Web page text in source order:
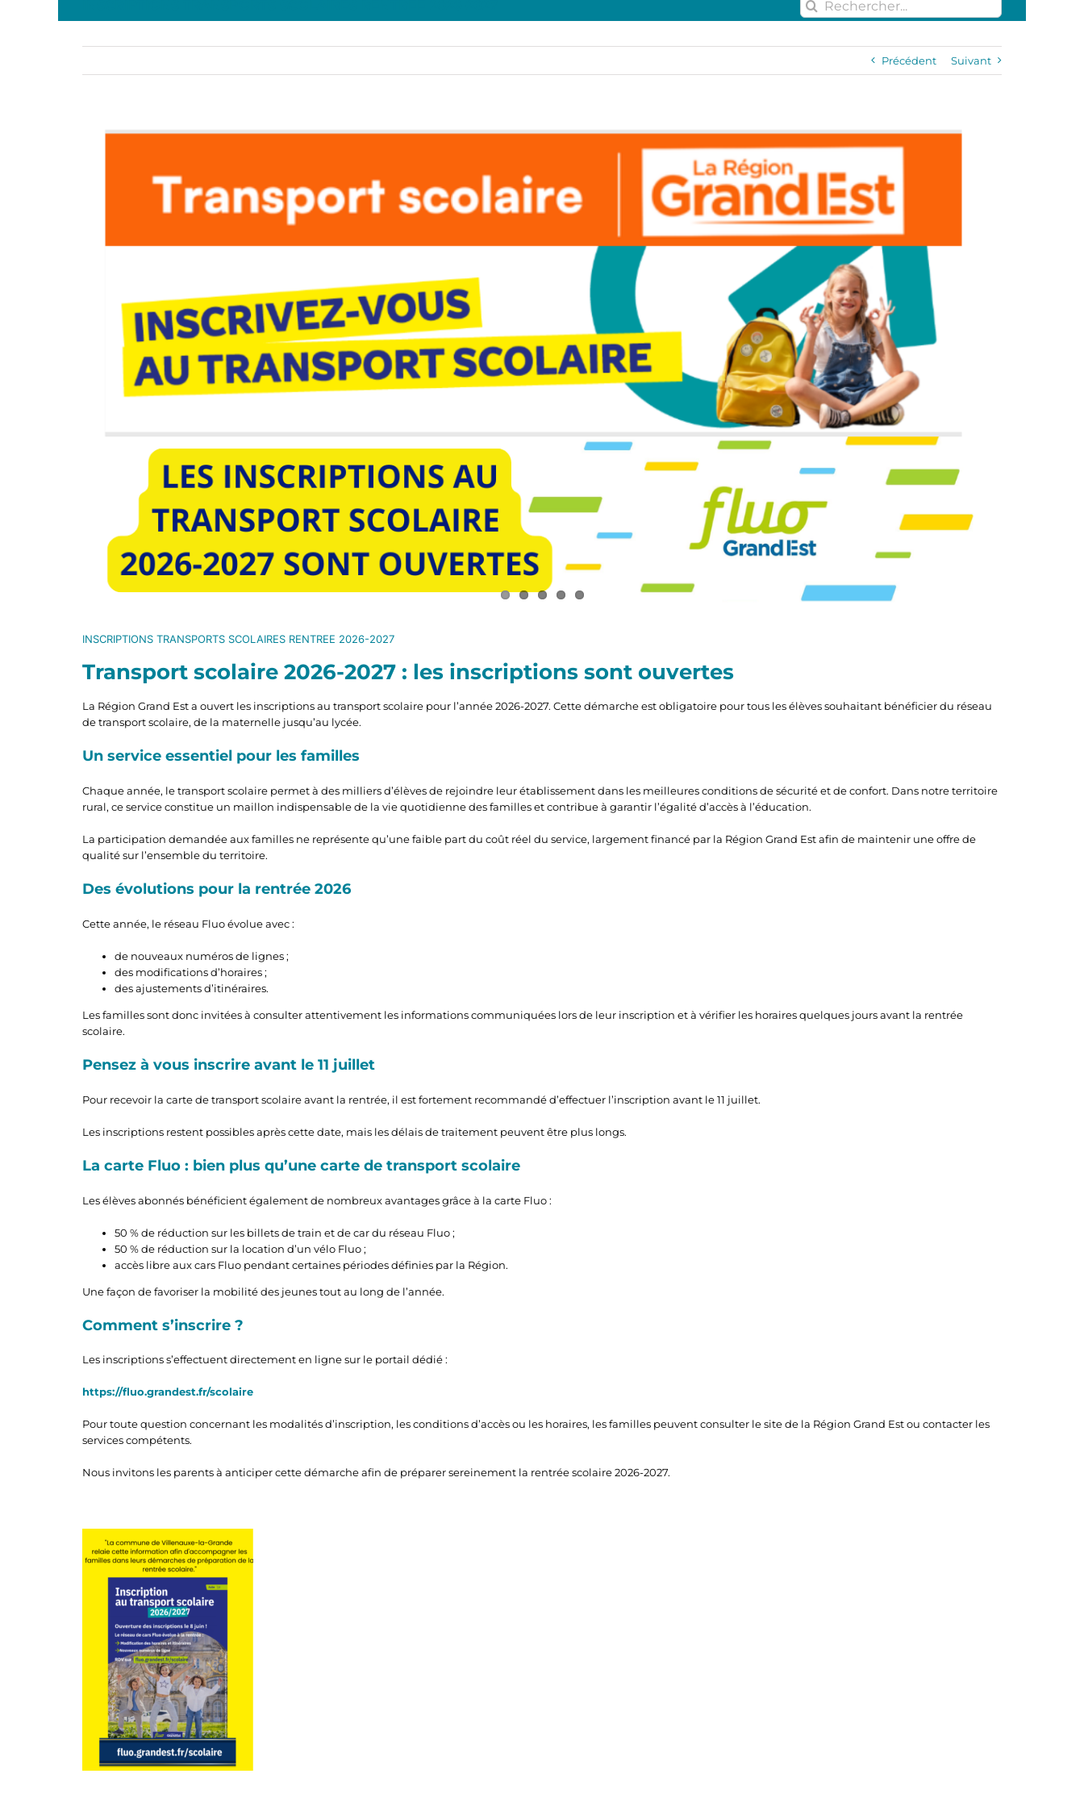
Précédent Suivant
INSCRIPTIONS TRANSPORTS SCOLAIRES RENTREE 2026-2027
Transport scolaire 2026-2027 : les inscriptions sont ouvertes
La Région Grand Est a ouvert les inscriptions au transport scolaire pour l’année 2026-2027. Cette démarche est obligatoire pour tous les élèves souhaitant bénéficier du réseau
de transport scolaire, de la maternelle jusqu’au lycée.
Un service essentiel pour les familles
Chaque année, le transport scolaire permet à des milliers d’élèves de rejoindre leur établissement dans les meilleures conditions de sécurité et de confort. Dans notre territoire
rural, ce service constitue un maillon indispensable de la vie quotidienne des familles et contribue à garantir l’égalité d’accès à l’éducation.
La participation demandée aux familles ne représente qu’une faible part du coût réel du service, largement financé par la Région Grand Est afin de maintenir une offre de
qualité sur l’ensemble du territoire.
Des évolutions pour la rentrée 2026
Cette année, le réseau Fluo évolue avec :
de nouveaux numéros de lignes ;
des modifications d’horaires ;
des ajustements d’itinéraires.
Les familles sont donc invitées à consulter attentivement les informations communiquées lors de leur inscription et à vérifier les horaires quelques jours avant la rentrée
scolaire.
Pensez à vous inscrire avant le 11 juillet
Pour recevoir la carte de transport scolaire avant la rentrée, il est fortement recommandé d’effectuer l’inscription avant le 11 juillet.
Les inscriptions restent possibles après cette date, mais les délais de traitement peuvent être plus longs.
La carte Fluo : bien plus qu’une carte de transport scolaire
Les élèves abonnés bénéficient également de nombreux avantages grâce à la carte Fluo :
50 % de réduction sur les billets de train et de car du réseau Fluo ;
50 % de réduction sur la location d’un vélo Fluo ;
accès libre aux cars Fluo pendant certaines périodes définies par la Région.
Une façon de favoriser la mobilité des jeunes tout au long de l’année.
Comment s’inscrire ?
Les inscriptions s’effectuent directement en ligne sur le portail dédié :
https://fluo.grandest.fr/scolaire
Pour toute question concernant les modalités d’inscription, les conditions d’accès ou les horaires, les familles peuvent consulter le site de la Région Grand Est ou contacter les
services compétents.
Nous invitons les parents à anticiper cette démarche afin de préparer sereinement la rentrée scolaire 2026-2027.